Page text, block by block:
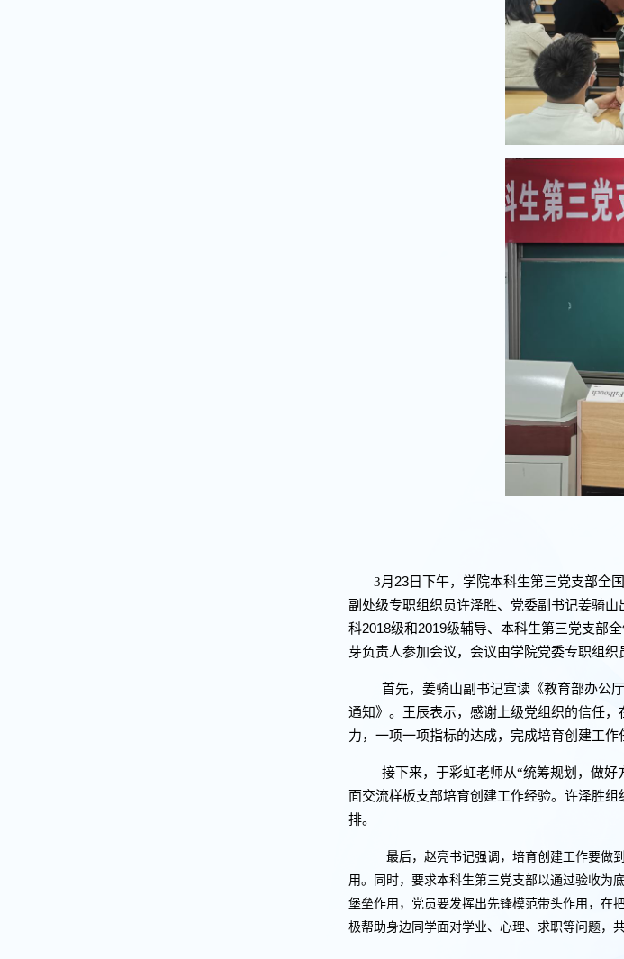
3月 23日下午，学院本科生第三党支部全
副处级专职组织员许泽胜、党委副书记姜骑
科2018级和2019级辅导、本科生第三党支部
芽负责人参加会议，会议由学院党委专职组织
首先，姜骑山副书记宣读《教育部办公
通知》。王辰表示，感谢上级党组织的信任
力，一项一项指标的达成，完成培育创建工作
接下来，于彩虹老师从“统筹规划，做好
面交流样板支部培育创建工作经验。许泽胜
排。
最后，赵亮书记强调，培育创建工作要做
用。同时，要求本科生第三党支部以通过验收为
堡垒作用，党员要发挥出先锋模范带头作用，在
极帮助身边同学面对学业、心理、求职等问题，共